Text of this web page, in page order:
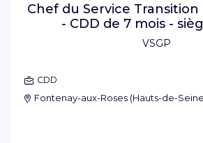
VSGP
Chef du Service
- CDD de 7 mois -
CDD
Fontenay-aux-Roses (Hauts-de-